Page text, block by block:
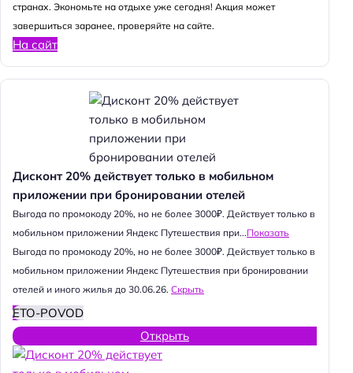
странах. Экономьте на отдыхе уже сегодня! Акция может
завершиться заранее, проверяйте на сайте.
На сайт
Дисконт 20% действует только в мобильном
приложении при бронировании отелей
Выгода по промокоду 20%, но не более 3000₽. Действует только в
мобильном приложении Яндекс Путешествия при...Показать
Выгода по промокоду 20%, но не более 3000₽. Действует только в
мобильном приложении Яндекс Путешествия при бронировании
отелей и иного жилья до 30.06.26. Скрыть
ETO-POVOD
Открыть